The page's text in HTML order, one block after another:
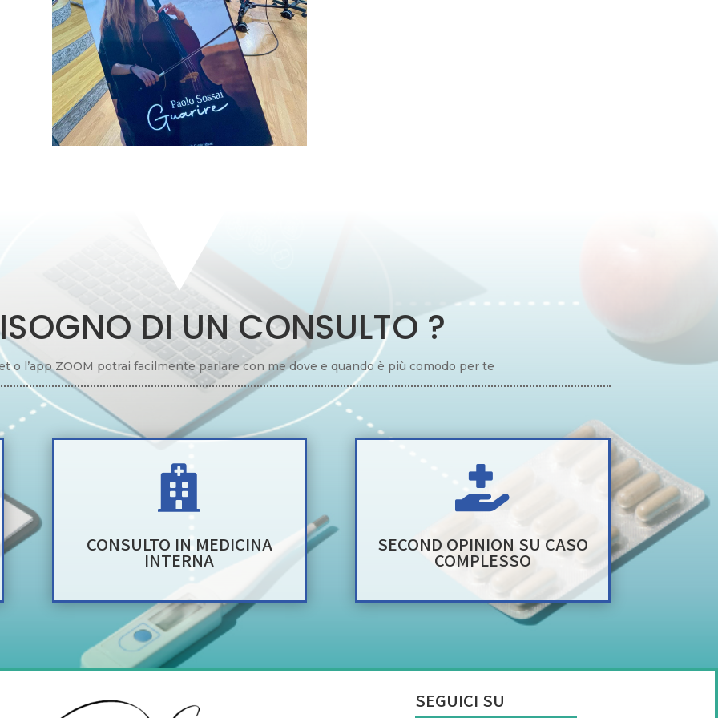
DI UN CONSULTO ?
o l’app ZOOM potrai facilmente parlare con me dove e quando è più comodo per te

CONSULTO IN MEDICINA
INTERNA

SECOND OPINION SU CASO
COMPLESSO
SEGUICI SU